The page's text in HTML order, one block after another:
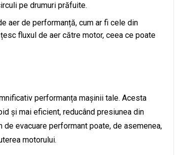
pe drumuri prăfuite.
aer de performanță, cum ar fi cele din
fluxul de aer către motor, ceea ce poate
performanța mașinii tale. Acesta
și mai eficient, reducând presiunea din
evacuare performant poate, de asemenea,
motorului.